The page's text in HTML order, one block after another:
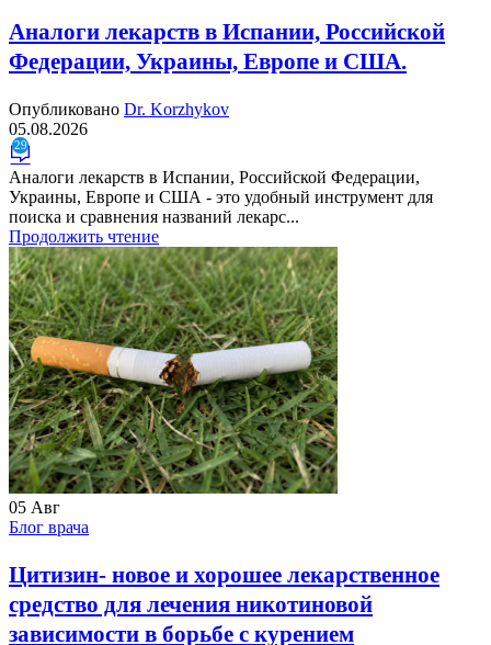
Аналоги лекарств в Испании, Российской
Федерации, Украины, Европе и США.
Опубликовано Dr. Korzhykov
05.08.2026
29
Аналоги лекарств в Испании, Российской Федерации,
Украины, Европе и США - это удобный инструмент для
поиска и сравнения названий лекарс...
Продолжить чтение
05 Авг
Блог врача
Цитизин- новое и хорошее лекарственное
средство для лечения никотиновой
зависимости в борьбе с курением